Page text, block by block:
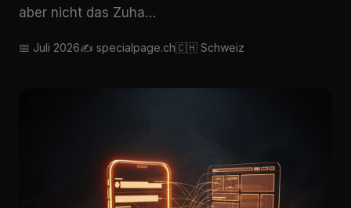
aber nicht das Zuha…
📅 Juli 2026✍️ specialpage.ch🇨🇭 Schweiz